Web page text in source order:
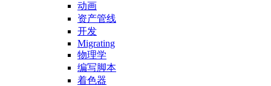
动画
资产管线
开发
Migrating
物理学
编写脚本
着色器